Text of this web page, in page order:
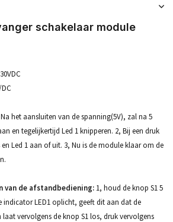
schakelaar module
het aansluiten van de spanning(5V), zal na 5
en tegelijkertijd Led 1 knipperen. 2, Bij een druk
Led 1 aan of uit. 3, Nu is de module klaar om de
van de afstandbediening: 1, houd de knop S1 5
indicator LED1 oplicht, geeft dit aan dat de
laat vervolgens de knop S1 los, druk vervolgens